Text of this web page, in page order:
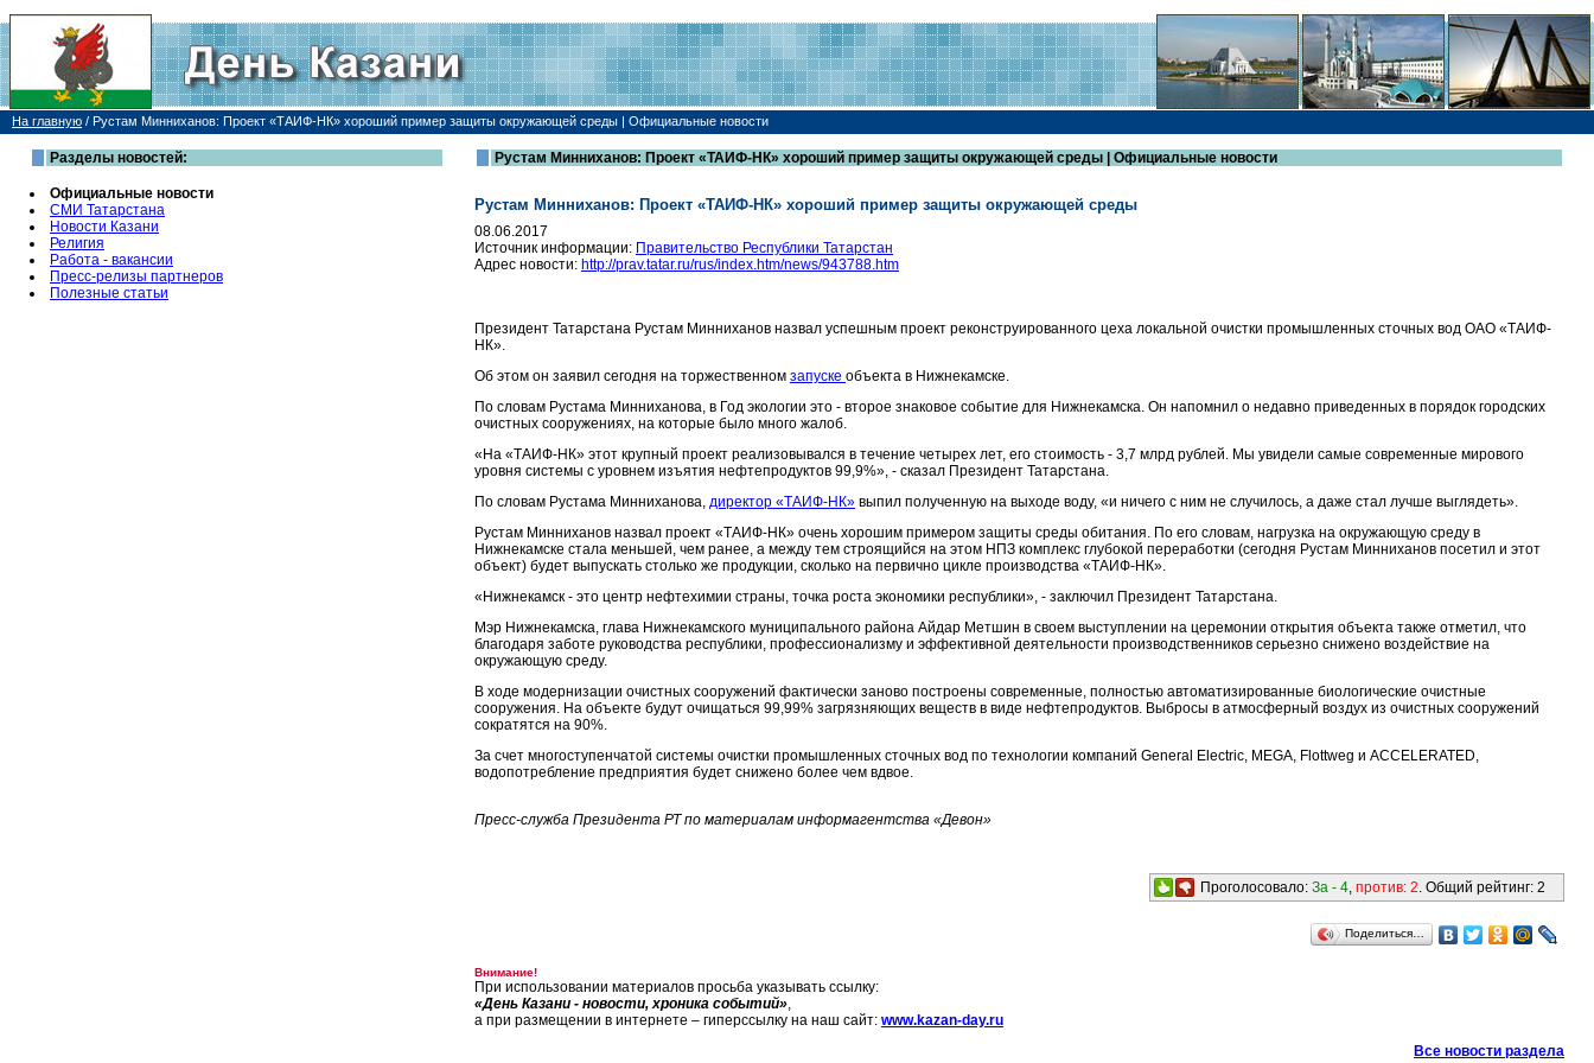
На главную / Рустам Минниханов: Проект «ТАИФ-НК» хороший пример защиты окружающей среды | Официальные новости
Разделы новостей:
Официальные новости
СМИ Татарстана
Новости Казани
Религия
Работа - вакансии
Пресс-релизы партнеров
Полезные статьи
Рустам Минниханов: Проект «ТАИФ-НК» хороший пример защиты окружающей среды | Официальные новости
Рустам Минниханов: Проект «ТАИФ-НК» хороший пример защиты окружающей среды
08.06.2017
Источник информации: Правительство Республики Татарстан
Адрес новости: http://prav.tatar.ru/rus/index.htm/news/943788.htm
Президент Татарстана Рустам Минниханов назвал успешным проект реконструированного цеха локальной очистки промышленных сточных вод ОАО «ТАИФ-
НК».
Об этом он заявил сегодня на торжественном запуске объекта в Нижнекамске.
По словам Рустама Минниханова, в Год экологии это - второе знаковое событие для Нижнекамска. Он напомнил о недавно приведенных в порядок городских
очистных сооружениях, на которые было много жалоб.
«На «ТАИФ-НК» этот крупный проект реализовывался в течение четырех лет, его стоимость - 3,7 млрд рублей. Мы увидели самые современные мирового
уровня системы с уровнем изъятия нефтепродуктов 99,9%», - сказал Президент Татарстана.
По словам Рустама Минниханова, директор «ТАИФ-НК» выпил полученную на выходе воду, «и ничего с ним не случилось, а даже стал лучше выглядеть».
Рустам Минниханов назвал проект «ТАИФ-НК» очень хорошим примером защиты среды обитания. По его словам, нагрузка на окружающую среду в
Нижнекамске стала меньшей, чем ранее, а между тем строящийся на этом НПЗ комплекс глубокой переработки (сегодня Рустам Минниханов посетил и этот
объект) будет выпускать столько же продукции, сколько на первично цикле производства «ТАИФ-НК».
«Нижнекамск - это центр нефтехимии страны, точка роста экономики республики», - заключил Президент Татарстана.
Мэр Нижнекамска, глава Нижнекамского муниципального района Айдар Метшин в своем выступлении на церемонии открытия объекта также отметил, что
благодаря заботе руководства республики, профессионализму и эффективной деятельности производственников серьезно снижено воздействие на
окружающую среду.
В ходе модернизации очистных сооружений фактически заново построены современные, полностью автоматизированные биологические очистные
сооружения. На объекте будут очищаться 99,99% загрязняющих веществ в виде нефтепродуктов. Выбросы в атмосферный воздух из очистных сооружений
сократятся на 90%.
За счет многоступенчатой системы очистки промышленных сточных вод по технологии компаний General Electric, MEGA, Flottweg и ACCELERATED,
водопотребление предприятия будет снижено более чем вдвое.
Пресс-служба Президента РТ по материалам информагентства «Девон»
Проголосовало: За - 4, против: 2. Общий рейтинг: 2
Поделиться…
Внимание!
При использовании материалов просьба указывать ссылку:
«День Казани - новости, хроника событий»,
а при размещении в интернете – гиперссылку на наш сайт: www.kazan-day.ru
Все новости раздела